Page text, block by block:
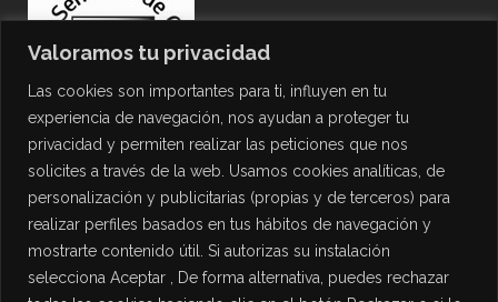
Valoramos tu privacidad
Las cookies son importantes para ti, influyen en tu
experiencia de navegación, nos ayudan a proteger tu
privacidad y permiten realizar las peticiones que nos
solicites a través de la web. Usamos cookies analíticas, de
personalización y publicitarias (propias y de terceros) para
realizar perfiles basados en tus hábitos de navegación y
mostrarte contenido útil. Si autorizas su instalación
selecciona Aceptar , De forma alternativa, puedes rechazar
PROTECCIÓN DE DATOS
Política de Privacidad
Política de Cookies